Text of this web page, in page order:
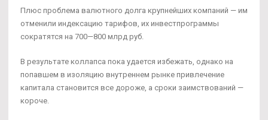
Плюс проблема валютного долга крупнейших компаний — им
отменили индексацию тарифов, их инвестпрограммы
сократятся на 700—800 млрд руб.
В результате коллапса пока удается избежать, однако на
попавшем в изоляцию внутреннем рынке привлечение
капитала становится все дороже, а сроки заимствований —
короче.